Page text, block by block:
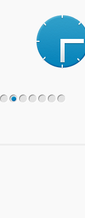
op de
programma of